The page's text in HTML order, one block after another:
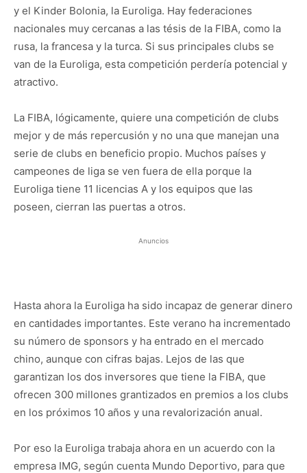
y el Kinder Bolonia, la Euroliga. Hay federaciones
nacionales muy cercanas a las tésis de la FIBA, como la
rusa, la francesa y la turca. Si sus principales clubs se
van de la Euroliga, esta competición perdería potencial y
atractivo.
La FIBA, lógicamente, quiere una competición de clubs
mejor y de más repercusión y no una que manejan una
serie de clubs en beneficio propio. Muchos países y
campeones de liga se ven fuera de ella porque la
Euroliga tiene 11 licencias A y los equipos que las
poseen, cierran las puertas a otros.
Anuncios
Hasta ahora la Euroliga ha sido incapaz de generar dinero
en cantidades importantes. Este verano ha incrementado
su número de sponsors y ha entrado en el mercado
chino, aunque con cifras bajas. Lejos de las que
garantizan los dos inversores que tiene la FIBA, que
ofrecen 300 millones grantizados en premios a los clubs
en los próximos 10 años y una revalorización anual.
Por eso la Euroliga trabaja ahora en un acuerdo con la
empresa IMG, según cuenta Mundo Deportivo, para que